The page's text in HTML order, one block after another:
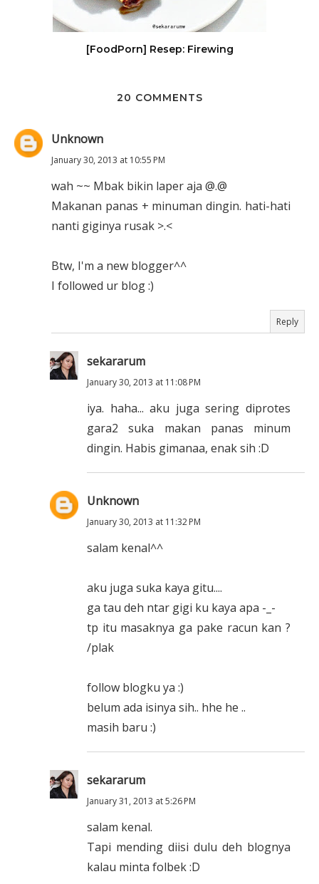
[FoodPorn] Resep: Firewing
20 COMMENTS
Unknown
January 30, 2013 at 10:55 PM
wah ~~ Mbak bikin laper aja @.@
Makanan panas + minuman dingin. hati-hati
nanti giginya rusak >.<
Btw, I'm a new blogger^^
I followed ur blog :)
Reply
sekararum
January 30, 2013 at 11:08 PM
iya. haha... aku juga sering diprotes
gara2 suka makan panas minum
dingin. Habis gimanaa, enak sih :D
Unknown
January 30, 2013 at 11:32 PM
salam kenal^^
aku juga suka kaya gitu....
ga tau deh ntar gigi ku kaya apa -_-
tp itu masaknya ga pake racun kan ?
/plak
follow blogku ya :)
belum ada isinya sih.. hhe he ..
masih baru :)
sekararum
January 31, 2013 at 5:26 PM
salam kenal.
Tapi mending diisi dulu deh blognya
kalau minta folbek :D